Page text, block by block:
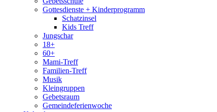
Gottesdienste + Kinderprogramm
Schatzinsel
Kids Treff
Jungschar
18+
60+
Mami-Treff
Familien-Treff
Musik
Kleingruppen
Gebetsraum
Gemeindeferienwoche